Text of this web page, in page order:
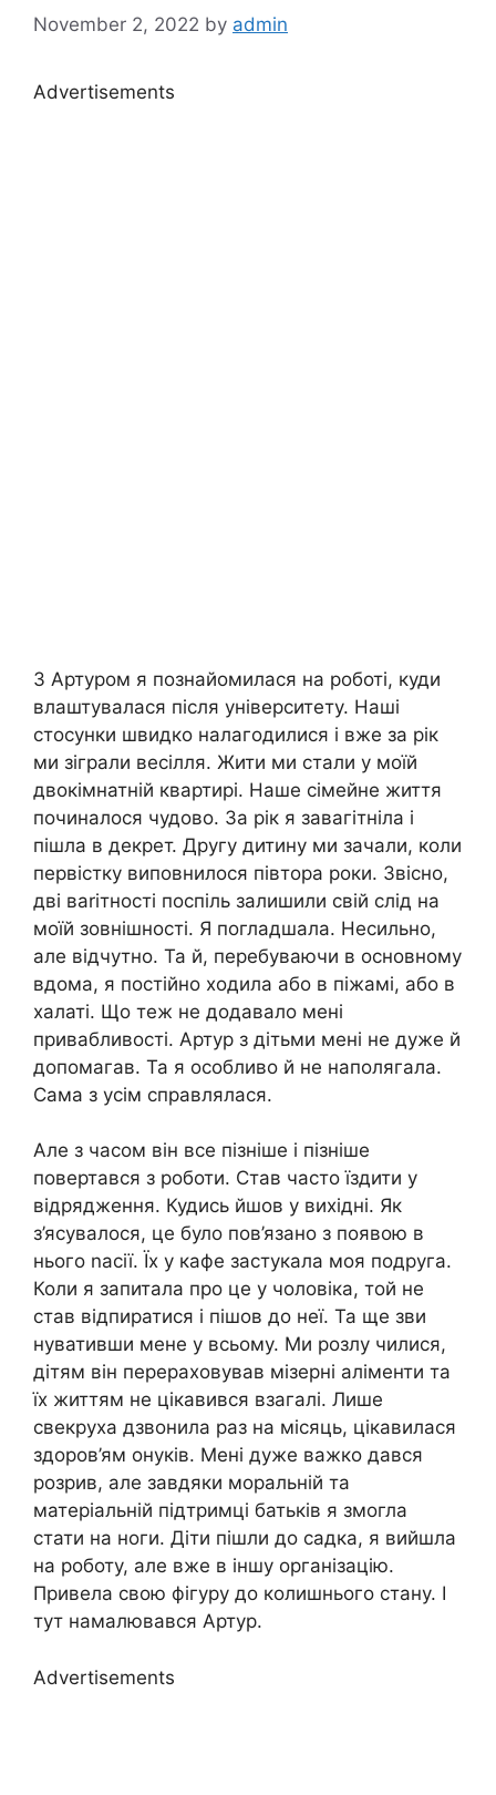
November 2, 2022 by admin
Advertisements
З Артуром я познайомилася на роботі, куди
влаштувалася після університету. Наші
стосунки швидко налагодилися і вже за рік
ми зіграли весілля. Жити ми стали у моїй
двокімнатній квартирі. Наше сімейне життя
починалося чудово. За рік я завагітніла і
пішла в декрет. Другу дитину ми зачали, коли
первістку виповнилося півтора роки. Звісно,
дві ваrітності поспіль залишили свій слід на
моїй зовнішності. Я погладшала. Несильно,
але відчутно. Та й, перебуваючи в основному
вдома, я постійно ходила або в піжамі, або в
халаті. Що теж не додавало мені
привабливості. Артур з дітьми мені не дуже й
допомагав. Та я особливо й не наполягала.
Сама з усім справлялася.
Але з часом він все пізніше і пізніше
повертався з роботи. Став часто їздити у
відрядження. Кудись йшов у вихідні. Як
з’ясувалося, це було пов’язано з появою в
нього nасії. Їх у кафе застукала моя подруга.
Коли я запитала про це у чоловіка, той не
став відпиратися і пішов до неї. Та ще зви
нувативши мене у всьому. Ми розлу чилися,
дітям він перераховував мізерні аліменти та
їх життям не цікавився взагалі. Лише
свекруха дзвонила раз на місяць, цікавилася
здоров’ям онуків. Мені дуже важко дався
розрив, але завдяки моральній та
матеріальній підтримці батьків я змогла
стати на ноги. Діти пішли до садка, я вийшла
на роботу, але вже в іншу організацію.
Привела свою фігуру до колишнього стану. І
тут намалювався Артур.
Advertisements